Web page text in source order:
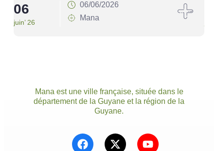
06
juin’ 26
06/06/2026
Mana
Mana est une ville française, située dans le
département de la Guyane et la région de la
Guyane.